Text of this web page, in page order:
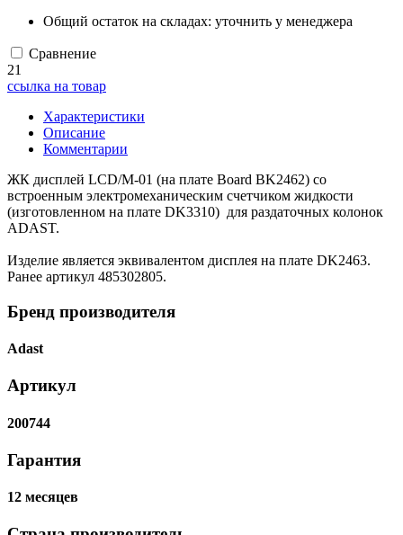
Общий остаток на складах: уточнить у менеджера
Сравнение
21
ссылка на товар
Характеристики
Описание
Комментарии
ЖК дисплей LCD/M-01 (на плате Board BK2462) со
встроенным электромеханическим счетчиком жидкости
(изготовленном на плате DK3310) для раздаточных колонок
ADAST.
Изделие является эквивалентом дисплея на плате DK2463.
Ранее артикул 485302805.
Бренд производителя
Adast
Артикул
200744
Гарантия
12 месяцев